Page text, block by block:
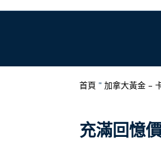
首頁 "加拿大黃金 –
充滿回憶